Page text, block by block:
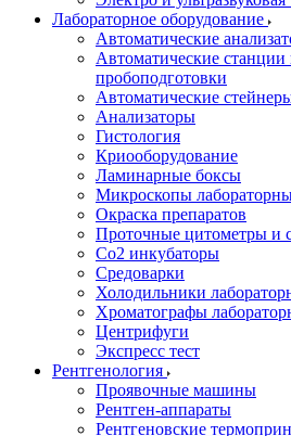
Лабораторное оборудование
Автоматические
Автоматические
пробоподготовки
Автоматические
Анализаторы
Гистология
Криооборудование
Ламинарные боксы
Микроскопы
Окраска препаратов
Проточные цитометры и
Со2 инкубаторы
Средоварки
Холодильники
Хроматографы
Центрифуги
Экспресс тест
Рентгенология
Проявочные машины
Рентген-аппараты
Рентгеновские